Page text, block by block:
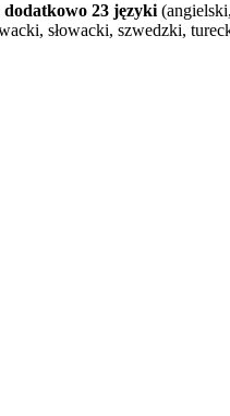
dodatkowo 23 języki
słowacki, szwedzki,